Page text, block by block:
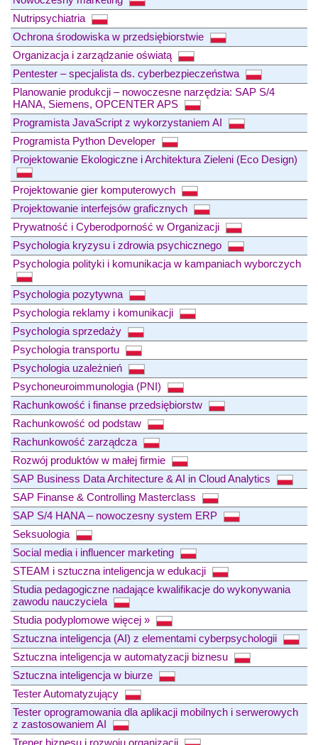
Nutripsychiatria
Ochrona środowiska w przedsiębiorstwie
Organizacja i zarządzanie oświatą
Pentester – specjalista ds. cyberbezpieczeństwa
Planowanie produkcji – nowoczesne narzędzia: SAP S/4
HANA, Siemens, OPCENTER APS
Programista JavaScript z wykorzystaniem AI
Programista Python Developer
Projektowanie Ekologiczne i Architektura Zieleni (Eco Design)
Projektowanie gier komputerowych
Projektowanie interfejsów graficznych
Prywatność i Cyberodporność w Organizacji
Psychologia kryzysu i zdrowia psychicznego
Psychologia polityki i komunikacja w kampaniach wyborczych
Psychologia pozytywna
Psychologia reklamy i komunikacji
Psychologia sprzedaży
Psychologia transportu
Psychologia uzależnień
Psychoneuroimmunologia (PNI)
Rachunkowość i finanse przedsiębiorstw
Rachunkowość od podstaw
Rachunkowość zarządcza
Rozwój produktów w małej firmie
SAP Business Data Architecture & AI in Cloud Analytics
SAP Finanse & Controlling Masterclass
SAP S/4 HANA – nowoczesny system ERP
Seksuologia
Social media i influencer marketing
STEAM i sztuczna inteligencja w edukacji
Studia pedagogiczne nadające kwalifikacje do wykonywania
zawodu nauczyciela
Studia podyplomowe więcej »
Sztuczna inteligencja (AI) z elementami cyberpsychologii
Sztuczna inteligencja w automatyzacji biznesu
Sztuczna inteligencja w biurze
Tester Automatyzujący
Tester oprogramowania dla aplikacji mobilnych i serwerowych
z zastosowaniem AI